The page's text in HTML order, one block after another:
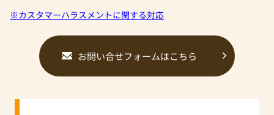
※カスタマーハラスメントに関する対応
お問い合せフォームはこちら